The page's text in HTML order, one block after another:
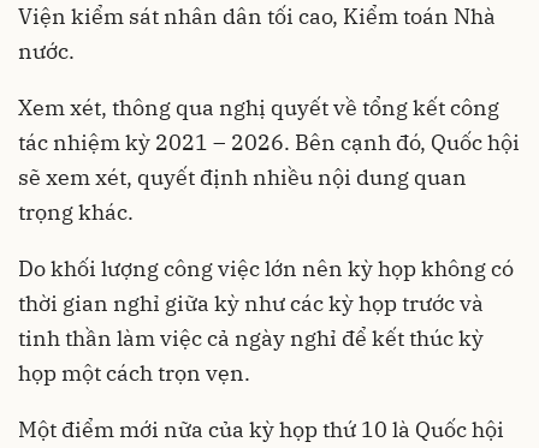
Viện kiểm sát nhân dân tối cao, Kiểm toán Nhà
nước.
Xem xét, thông qua nghị quyết về tổng kết công
tác nhiệm kỳ 2021 – 2026. Bên cạnh đó, Quốc hội
sẽ xem xét, quyết định nhiều nội dung quan
trọng khác.
Do khối lượng công việc lớn nên kỳ họp không có
thời gian nghỉ giữa kỳ như các kỳ họp trước và
tinh thần làm việc cả ngày nghỉ để kết thúc kỳ
họp một cách trọn vẹn.
Một điểm mới nữa của kỳ họp thứ 10 là Quốc hội